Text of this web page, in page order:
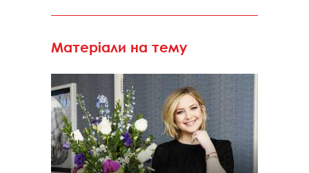
Матеріали на тему